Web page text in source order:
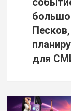
для